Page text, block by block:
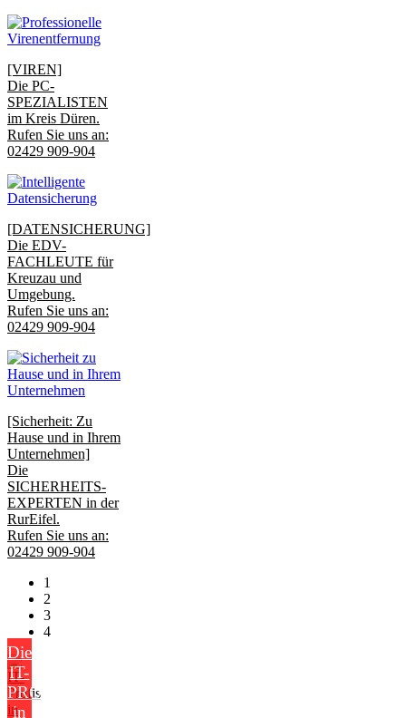
[VIREN]
Die PC-
SPEZIALISTEN
im Kreis Düren.
Rufen Sie uns an:
02429 909-904
[DATENSICHERUNG]
Die EDV-
FACHLEUTE für
Kreuzau und
Umgebung.
Rufen Sie uns an:
02429 909-904
[Sicherheit: Zu
Hause und in Ihrem
Unternehmen]
Die
SICHERHEITS-
EXPERTEN in der
RurEifel.
Rufen Sie uns an:
02429 909-904
1
2
3
4
Die
IT-
PROFIS
in